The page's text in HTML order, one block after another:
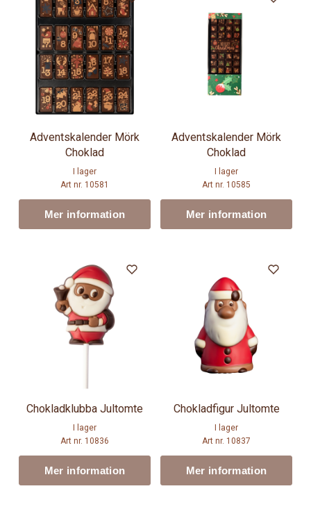
Adventskalender Mörk
Choklad
I lager
Art nr. 10581
Mer information
Adventskalender Mörk
Choklad
I lager
Art nr. 10585
Mer information
Chokladklubba Jultomte
I lager
Art nr. 10836
Mer information
Chokladfigur Jultomte
I lager
Art nr. 10837
Mer information